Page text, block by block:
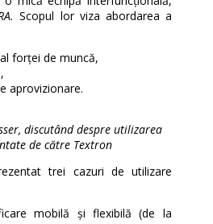
Scopul lor viza abordarea a
forței de muncă,
aprovizionare.
discutând despre utilizarea
de către Textron
trei cazuri de utilizare
mobilă și flexibilă (de la